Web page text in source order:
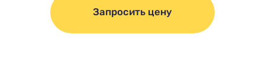
Запросить цену